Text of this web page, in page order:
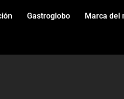
Gastroglobo Marca del